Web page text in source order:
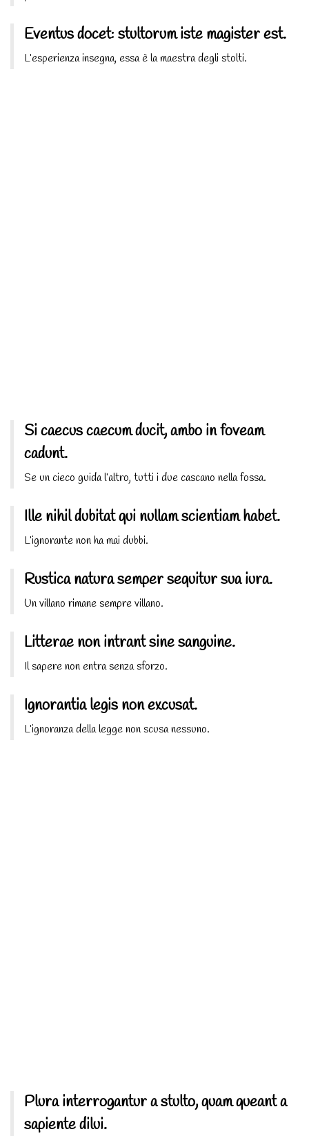
Eventus docet: stultorum iste magister est.
L’esperienza insegna, essa è la maestra degli stolti.
Si caecus caecum ducit, ambo in foveam
cadunt.
Se un cieco guida l’altro, tutti i due cascano nella fossa.
Ille nihil dubitat qui nullam scientiam habet.
L’ignorante non ha mai dubbi.
Rustica natura semper sequitur sua iura.
Un villano rimane sempre villano.
Litterae non intrant sine sanguine.
Il sapere non entra senza sforzo.
Ignorantia legis non excusat.
L’ignoranza della legge non scusa nessuno.
Plura interrogantur a stulto, quam queant a
sapiente dilui.